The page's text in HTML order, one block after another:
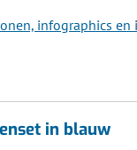
infographics
in blauw